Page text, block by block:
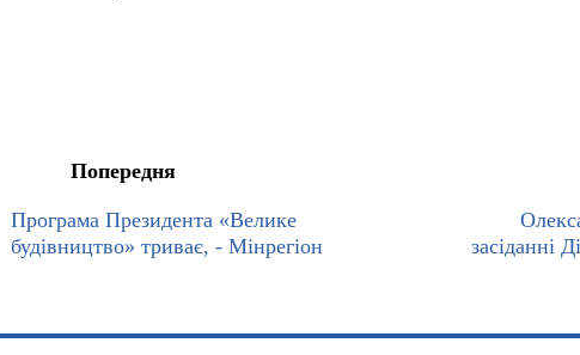
Попередня
Програма Президента «Велике
будівництво» триває, - Мінрегіон
засіданні